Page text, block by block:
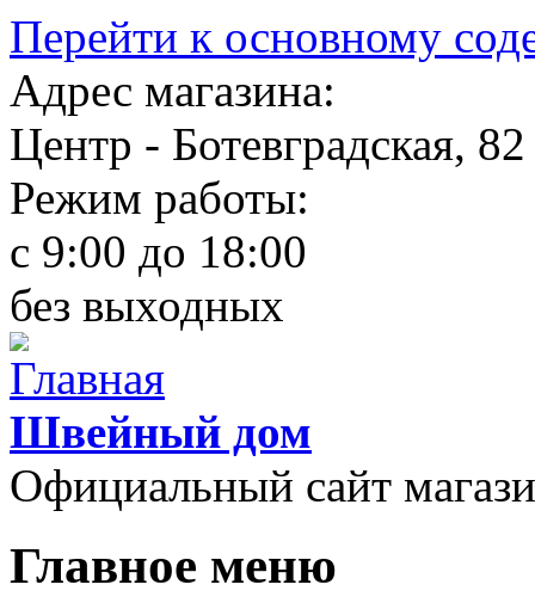
Перейти к основному
Адрес магазина:
Центр - Ботевградская, 82
Режим работы:
c 9:00 до 18:00
без выходных
Швейный дом
Официальный сайт
Главное меню